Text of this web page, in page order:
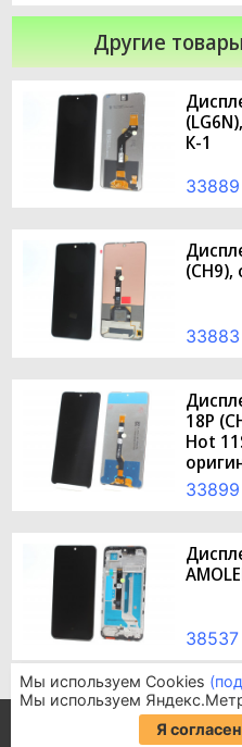
Другие
К-1
33889
(CH9),
33883
18P
Hot
33899
38537
Информация
Мы используем Cookies
Мы используем
Я согласен